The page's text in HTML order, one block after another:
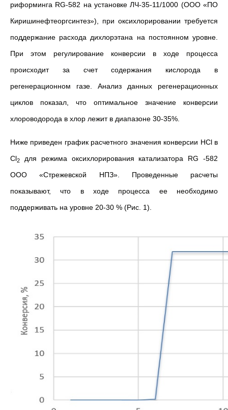
риформинга RG-582 на установке ЛЧ-35-11/1000 (ООО «ПО
Киришинефтеоргсинтез»), при оксихлорировании требуется
поддержание расхода дихлорэтана на постоянном уровне.
При этом регулирование конверсии в ходе процесса
происходит за счет содержания кислорода в
регенерационном газе. Анализ данных регенерационных
циклов показал, что оптимальное значение конверсии
хлороводорода в хлор лежит в диапазоне 30-35%.
Ниже приведен график расчетного значения конверсии HCl в
Cl2
для режима оксихлорирования катализатора RG -582
ООО «Стрежевской НПЗ». Проведенные расчеты
показывают, что в ходе процесса ее необходимо
поддерживать на уровне 20-30 % (Рис. 1).